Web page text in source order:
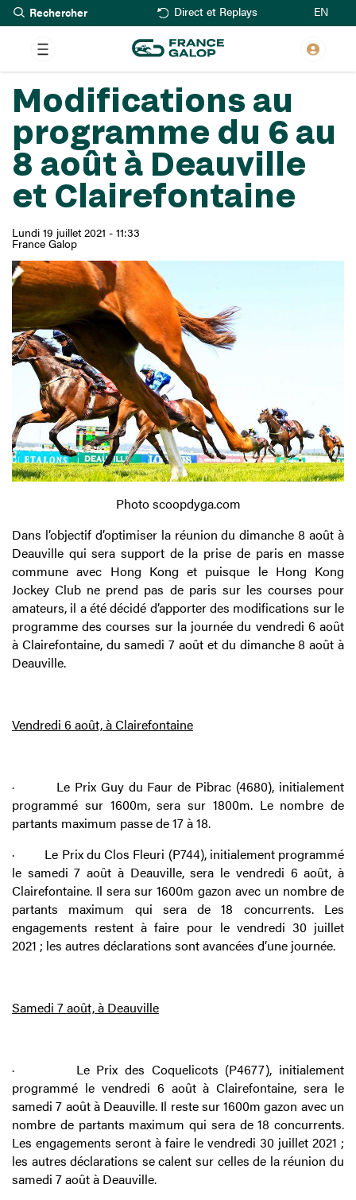
Aller
au
contenu
principal
Rechercher Direct et Replays EN
Modifications au
programme du 6 au
8 août à Deauville
et Clairefontaine
Lundi 19 juillet 2021 - 11:33
France Galop
Photo scoopdyga.com
Dans l’objectif d’optimiser la réunion du dimanche 8 août à
Deauville qui sera support de la prise de paris en masse
commune avec Hong Kong et puisque le Hong Kong
Jockey Club ne prend pas de paris sur les courses pour
amateurs, il a été décidé d’apporter des modifications sur le
programme des courses sur la journée du vendredi 6 août
à Clairefontaine, du samedi 7 août et du dimanche 8 août à
Deauville.
Vendredi 6 août, à Clairefontaine
·
Le Prix Guy du Faur de Pibrac (4680), initialement
programmé sur 1600m, sera sur 1800m. Le nombre de
partants maximum passe de 17 à 18.
·
Le Prix du Clos Fleuri (P744), initialement programmé
le samedi 7 août à Deauville, sera le vendredi 6 août, à
Clairefontaine. Il sera sur 1600m gazon avec un nombre de
partants maximum qui sera de 18 concurrents. Les
engagements restent à faire pour le vendredi 30 juillet
2021 ; les autres déclarations sont avancées d’une journée.
Samedi 7 août, à Deauville
·
Le Prix des Coquelicots (P4677), initialement
programmé le vendredi 6 août à Clairefontaine, sera le
samedi 7 août à Deauville. Il reste sur 1600m gazon avec un
nombre de partants maximum qui sera de 18 concurrents.
Les engagements seront à faire le vendredi 30 juillet 2021 ;
les autres déclarations se calent sur celles de la réunion du
samedi 7 août à Deauville.